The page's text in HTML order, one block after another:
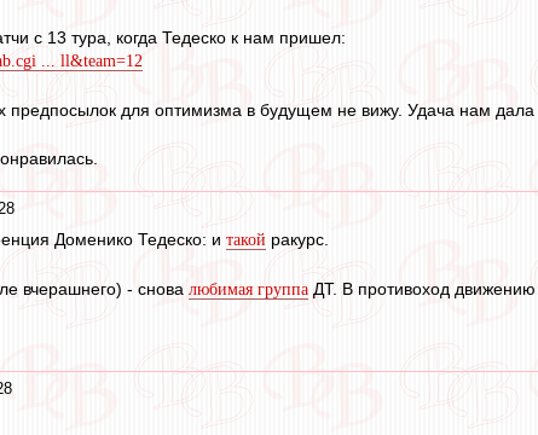
с 13 тура, когда Тедеско к нам пришел:
... ll&team=12
предпосылок для оптимизма в будущем не вижу. Удача нам дала
Доменико Тедеско: и такой ракурс.
вчерашнего) - снова любимая группа ДТ. В противоход